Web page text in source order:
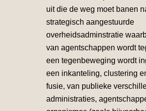
uit die de weg moet banen
strategisch aangestuurde
overheidsadminstratie
van agentschappen wordt
een tegenbeweging wordt
een inkanteling, clustering
fusie, van publieke
administraties,